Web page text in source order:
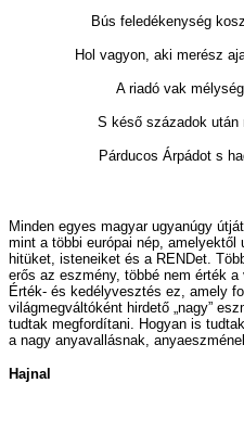
Bús feledékenység
Hol vagyon, aki merész
A riadó vak
S késő századok után
Párducos Árpádot s
Minden egyes magyar ugyanúgy
mint a többi európai nép,
hitüket, isteneiket és a RENDet.
erős az eszmény, többé nem érték a
Érték- és kedélyvesztés ez, amely
világmegváltóként hirdető „nagy”
tudtak megfordítani. Hogyan is
a nagy anyavallásnak,
Hajnal